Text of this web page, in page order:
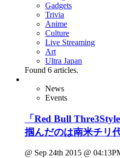
Gadgets
Trivia
Anime
Culture
Live Streaming
Art
Ultra Japan
Found 6 articles.
News
Events
「Red Bull
掴んだのは南米チリ
@ Sep 24th 2015 @